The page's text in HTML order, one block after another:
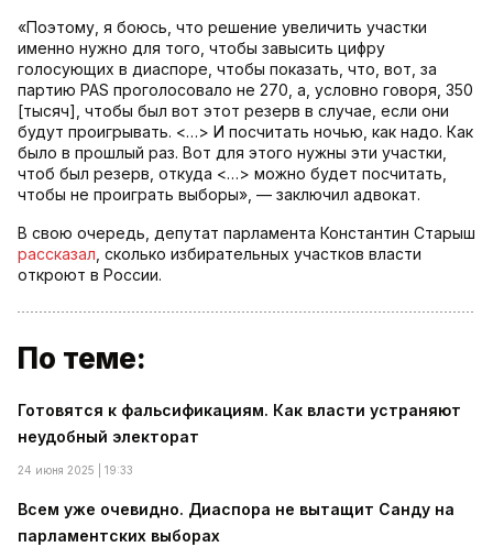
«Поэтому, я боюсь, что решение увеличить участки
именно нужно для того, чтобы завысить цифру
голосующих в диаспоре, чтобы показать, что, вот, за
партию PAS проголосовало не 270, а, условно говоря, 350
[тысяч], чтобы был вот этот резерв в случае, если они
будут проигрывать. <…> И посчитать ночью, как надо. Как
было в прошлый раз. Вот для этого нужны эти участки,
чтоб был резерв, откуда <…> можно будет посчитать,
чтобы не проиграть выборы», — заключил адвокат.
В свою очередь, депутат парламента Константин Старыш
рассказал , сколько избирательных участков власти
откроют в России.
По теме:
Готовятся к фальсификациям. Как власти устраняют
неудобный электорат
24 июня 2025 | 19:33
Всем уже очевидно. Диаспора не вытащит Санду на
парламентских выборах